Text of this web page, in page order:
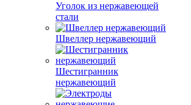
Уголок из нержавеющей
стали
Швеллер нержавеющий
Шестигранник
нержавеющий